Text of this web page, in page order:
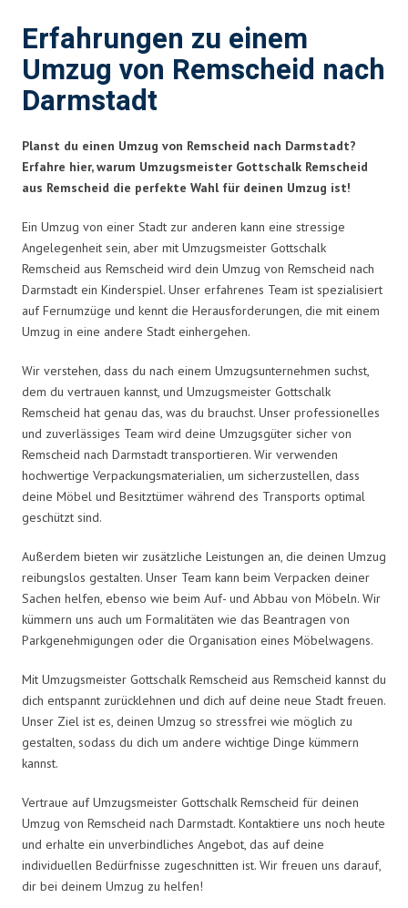
Erfahrungen zu einem
Umzug von Remscheid nach
Darmstadt
Planst du einen Umzug von Remscheid nach Darmstadt?
Erfahre hier, warum Umzugsmeister Gottschalk Remscheid
aus Remscheid die perfekte Wahl für deinen Umzug ist!
Ein Umzug von einer Stadt zur anderen kann eine stressige
Angelegenheit sein, aber mit Umzugsmeister Gottschalk
Remscheid aus Remscheid wird dein Umzug von Remscheid nach
Darmstadt ein Kinderspiel. Unser erfahrenes Team ist spezialisiert
auf Fernumzüge und kennt die Herausforderungen, die mit einem
Umzug in eine andere Stadt einhergehen.
Wir verstehen, dass du nach einem Umzugsunternehmen suchst,
dem du vertrauen kannst, und Umzugsmeister Gottschalk
Remscheid hat genau das, was du brauchst. Unser professionelles
und zuverlässiges Team wird deine Umzugsgüter sicher von
Remscheid nach Darmstadt transportieren. Wir verwenden
hochwertige Verpackungsmaterialien, um sicherzustellen, dass
deine Möbel und Besitztümer während des Transports optimal
geschützt sind.
Außerdem bieten wir zusätzliche Leistungen an, die deinen Umzug
reibungslos gestalten. Unser Team kann beim Verpacken deiner
Sachen helfen, ebenso wie beim Auf- und Abbau von Möbeln. Wir
kümmern uns auch um Formalitäten wie das Beantragen von
Parkgenehmigungen oder die Organisation eines Möbelwagens.
Mit Umzugsmeister Gottschalk Remscheid aus Remscheid kannst du
dich entspannt zurücklehnen und dich auf deine neue Stadt freuen.
Unser Ziel ist es, deinen Umzug so stressfrei wie möglich zu
gestalten, sodass du dich um andere wichtige Dinge kümmern
kannst.
Vertraue auf Umzugsmeister Gottschalk Remscheid für deinen
Umzug von Remscheid nach Darmstadt. Kontaktiere uns noch heute
und erhalte ein unverbindliches Angebot, das auf deine
individuellen Bedürfnisse zugeschnitten ist. Wir freuen uns darauf,
dir bei deinem Umzug zu helfen!